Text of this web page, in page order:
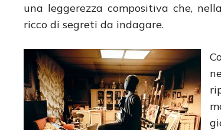
una leggerezza compositiva che,
ricco di segreti da indagare.